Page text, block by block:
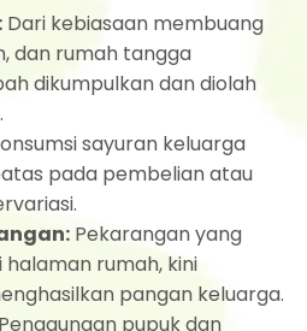
Dari kebiasaan membuang
dan rumah tangga
dikumpulkan dan diolah
sayuran keluarga
pada pembelian atau
Pekarangan yang
rumah, kini
pangan keluarga.
Penggunaan pupuk dan